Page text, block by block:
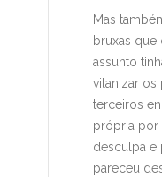
Mas
bruxas
assunto
vilanizar
terceiros
própria por
desculpa e
pareceu